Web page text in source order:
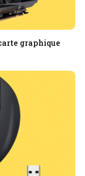
graphique